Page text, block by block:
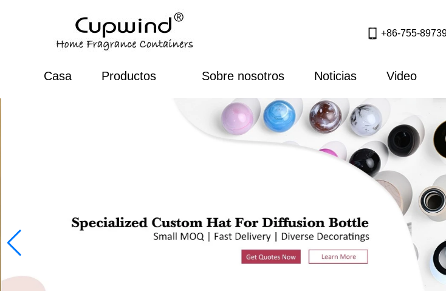
+86-755-
Casa Productos Sobre nosotros Noticias Video